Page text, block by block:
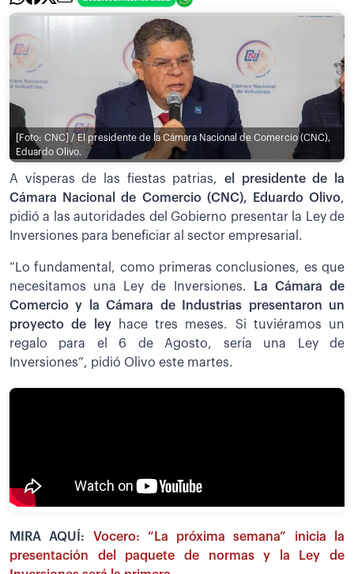
[Foto: CNC] / El presidente de la Cámara Nacional de Comercio (CNC),
Eduardo Olivo.
A vísperas de las fiestas patrias, el presidente de la
Cámara Nacional de Comercio (CNC), Eduardo Olivo,
pidió a las autoridades del Gobierno presentar la Ley de
Inversiones para beneficiar al sector empresarial.
“Lo fundamental, como primeras conclusiones, es que
necesitamos una Ley de Inversiones.
La Cámara de
Comercio y la Cámara de Industrias presentaron un
proyecto de leyhace tres meses. Si tuviéramos un
regalo para el 6 de Agosto, sería una Ley de
Inversiones”, pidió Olivo este martes.
MIRA AQUÍ: Vocero: “La próxima semana” inicia la
presentación del paquete de normas y la Ley de